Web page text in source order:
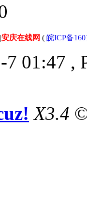
|安庆在线网 ( 皖ICP备
7 01:47 ,
X3.4